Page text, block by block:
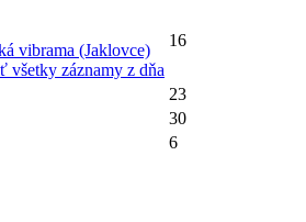
vibrama (Jaklovce)
všetky záznamy z dňa
16
23
30
6